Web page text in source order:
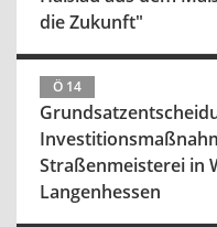
die Zukunft"
Ö 14
Straßenmeisterei in
Langenhessen